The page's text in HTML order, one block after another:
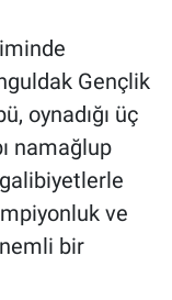
Gençlik
oynadığı üç
namağlup
ve
bir